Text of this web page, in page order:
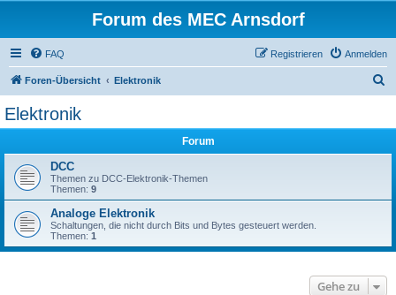
Forum des MEC Arnsdorf
FAQ Anmelden
Registrieren
Foren-Übersicht Elektronik
Elektronik
Forum
DCC
Themen zu DCC-Elektronik-Themen
Themen: 9
Analoge Elektronik
Schaltungen, die nicht durch Bits und Bytes gesteuert werden.
Themen: 1
Gehe zu